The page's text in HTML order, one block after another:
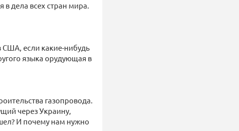
в дела всех стран мира.
США, если какие-нибудь
языка орудующая в
газопровода.
через Украину,
И почему нам нужно